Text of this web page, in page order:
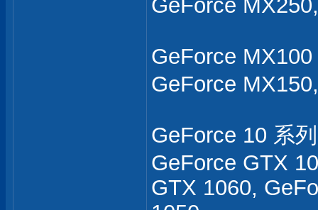
GeForce
GeForce
GeForce
GeForce 10 系
GeForce GTX
GTX 1060,